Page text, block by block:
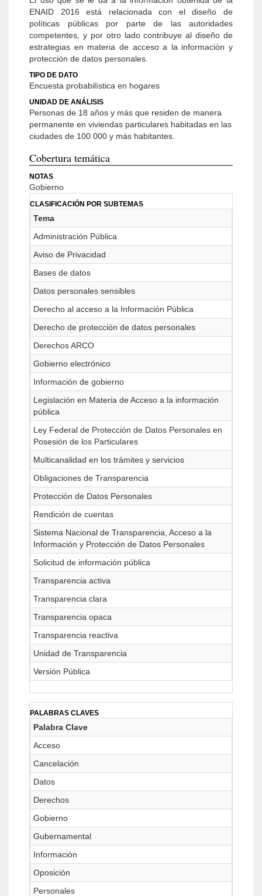
ENAID 2016 está relacionada con el diseño de
políticas públicas por parte de las autoridades
competentes, y por otro lado contribuye al diseño de
estrategias en materia de acceso a la información y
protección de datos personales.
TIPO DE DATO
Encuesta probabilística en hogares
UNIDAD DE ANÁLISIS
Personas de 18 años y más que residen de manera
permanente en viviendas particulares habitadas en las
ciudades de 100 000 y más habitantes.
Cobertura temática
NOTAS
Gobierno
CLASIFICACIÓN POR SUBTEMAS
Tema
Administración Pública
Aviso de Privacidad
Bases de datos
Datos personales sensibles
Derecho al acceso a la Información Pública
Derecho de protección de datos personales
Derechos ARCO
Gobierno electrónico
Información de gobierno
Legislación en Materia de Acceso a la información
pública
Ley Federal de Protección de Datos Personales en
Posesión de los Particulares
Multicanalidad en los trámites y servicios
Obligaciones de Transparencia
Protección de Datos Personales
Rendición de cuentas
Sistema Nacional de Transparencia, Acceso a la
Información y Protección de Datos Personales
Solicitud de información pública
Transparencia activa
Transparencia clara
Transparencia opaca
Transparencia reactiva
Unidad de Transparencia
Versión Pública
PALABRAS CLAVES
Palabra Clave
Acceso
Cancelación
Datos
Derechos
Gobierno
Gubernamental
Información
Oposición
Personales